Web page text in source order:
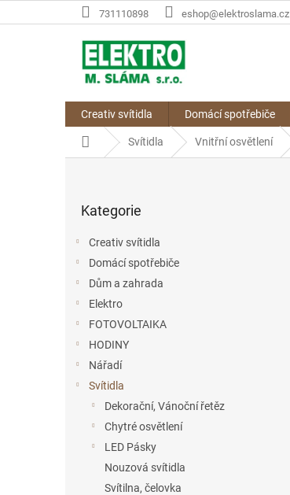
na
731110898 eshop@elektroslama.cz
Creativ svítidla Domácí spotřebiče
Domů Svítidla Vnitřní osvětlení
kategorie
Kategorie
Creativ svítidla
Domácí spotřebiče
Dům a zahrada
Elektro
FOTOVOLTAIKA
HODINY
Nářadí
Svítidla
Dekorační, Vánoční řetěz
Chytré osvětlení
LED Pásky
Nouzová svítidla
Svítilna, čelovka